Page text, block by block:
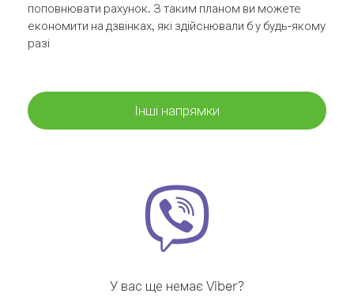
поповнювати рахунок. З таким планом ви можете
економити на дзвінках, які здійснювали б у будь-якому
разі
Інші напрямки
У вас ще немає Viber?